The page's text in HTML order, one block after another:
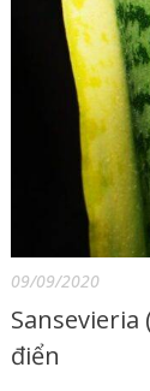
09/09/2020
điển